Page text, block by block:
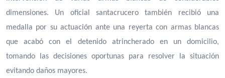
dimensiones. Un oficial santacrucero también recibió una
medalla por su actuación ante una reyerta con armas blancas
que acabó con el detenido atrincherado en un domicilio,
tomando las decisiones oportunas para resolver la situación
evitando daños mayores.